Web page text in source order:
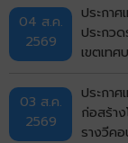
(e-
04 ส.ค.
2569
ประกาศ
ประกว
เขตเท
อิเล็กท
03 ส.ค.
2569
ประกาศ
ก่อสร้า
รางวีค